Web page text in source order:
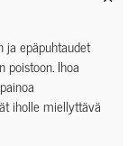
ja epäpuhtaudet
poistoon. Ihoa
iholle miellyttävä